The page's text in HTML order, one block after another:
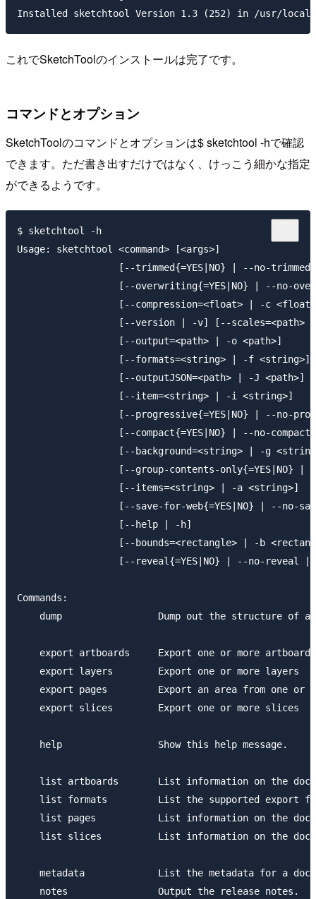
これでSketchToolのインストールは完了です。
コマンドとオプション
SketchToolのコマンドとオプションは$ sketchtool -hで確認
できます。ただ書き出すだけではなく、けっこう細かな指定
ができるようです。
$ sketchtool -h
Usage: sketchtool <command> [<args>]
[--trimmed{=YES|NO} | --no-trimmed
[--overwriting{=YES|NO} | --no-
[--compression=<float> | -c
[--version | -v] [--scales=<path>
                  [--output=<path> | -o <path>]
                  [--formats=<string> | -f <string>]
                  [--outputJSON=<path> | -J <path>]
                  [--item=<string> | -i <string>]
[--progressive{=YES|NO} | --no-
[--compact{=YES|NO} | --no-compact
[--background=<string> | -g
[--group-contents-only{=YES|NO} |
                  [--items=<string> | -a <string>]
[--save-for-web{=YES|NO} | --no-
                  [--help | -h]
[--bounds=<rectangle> | -b
[--reveal{=YES|NO} | --no-reveal |
Commands:
dump                 Dump out the structure of a
    export artboards     Export one or more artboards
    export layers        Export one or more layers
export pages         Export an area from one or
    export slices        Export one or more slices
    help                 Show this help message.
list artboards       List information on the
list formats         List the supported export
list pages           List information on the
list slices          List information on the
metadata             List the metadata for a
    notes                Output the release notes.